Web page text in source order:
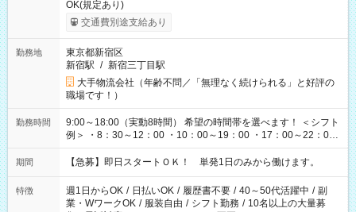
OK(規定あり)
交通費別途支給あり
勤務地
東京都新宿区
新宿駅 / 新宿三丁目駅
大手物流会社（年齢不問／「無理なく続けられる」と好評の
職場です！）
勤務時間
9:00～18:00（実動8時間） 希望の時間帯を選べます！ ＜シフト
例＞ ・8：30～12：00 ・10：00～19：00 ・17：00～22：00
・13：00～22：00 ・22：00～翌6：00 など
期間 【急募】即日スタートＯＫ！ 単発1日のみから働けます。
特徴 週1日からOK / 日払いOK / 履歴書不要 / 40～50代活躍中 / 副
業・WワークOK / 服装自由 / シフト勤務 / 10名以上の大量募